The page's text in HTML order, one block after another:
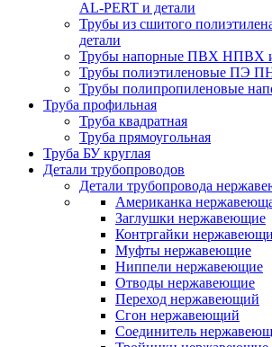
AL-PERT и детали
Трубы из сшитого
детали
Трубы напорные ПВХ НПВХ и
Трубы полиэтиленовые ПЭ
Трубы полипропиленовые
Труба профильная
Труба квадратная
Труба прямоугольная
Труба БУ круглая
Детали трубопроводов
Детали трубопровода
Американка
Заглушки нержавеющие
Контргайки
Муфты нержавеющие
Ниппели нержавеющие
Отводы нержавеющие
Переход нержавеющий
Сгон нержавеющий
Соединитель